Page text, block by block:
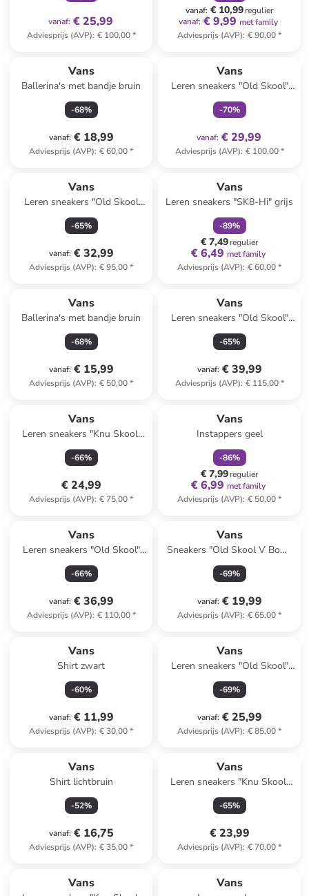
vanaf: € 25,99
Adviesprijs (AVP): € 100,00*
vanaf: € 10,99regulier
vanaf: € 9,99 met family
Adviesprijs (AVP): € 90,00*
Vans
Ballerina's met bandje bruin
-68%
vanaf: € 18,99
Adviesprijs (AVP): € 60,00*
Vans
Leren sneakers "Old Skool"
zilverkleurig
-70%
vanaf: € 29,99
Adviesprijs (AVP): € 100,00*
Vans
Leren sneakers "Old Skool
Platform" zwart/wit
-65%
vanaf: € 32,99
Adviesprijs (AVP): € 95,00*
Vans
Leren sneakers "SK8-Hi" grijs
-89%
€ 7,49regulier
€ 6,49 met family
Adviesprijs (AVP): € 60,00*
Vans
Ballerina's met bandje bruin
-68%
vanaf: € 15,99
Adviesprijs (AVP): € 50,00*
Vans
Leren sneakers "Old Skool"
wit/zwart
-65%
vanaf: € 39,99
Adviesprijs (AVP): € 115,00*
Vans
Leren sneakers "Knu Skool"
donkerblauw/wit
-66%
€ 24,99
Adviesprijs (AVP): € 75,00*
Vans
Instappers geel
-86%
€ 7,99regulier
€ 6,99 met family
Adviesprijs (AVP): € 50,00*
Vans
Leren sneakers "Old Skool"
lichtroze
-66%
vanaf: € 36,99
Adviesprijs (AVP): € 110,00*
Vans
Sneakers "Old Skool V Bow"
roze
-69%
vanaf: € 19,99
Adviesprijs (AVP): € 65,00*
Vans
Shirt zwart
-60%
vanaf: € 11,99
Adviesprijs (AVP): € 30,00*
Vans
Leren sneakers "Old Skool"
groen
-69%
vanaf: € 25,99
Adviesprijs (AVP): € 85,00*
Vans
Shirt lichtbruin
-52%
vanaf: € 16,75
Adviesprijs (AVP): € 35,00*
Vans
Leren sneakers "Knu Skool"
groen
-65%
€ 23,99
Adviesprijs (AVP): € 70,00*
Vans Vans